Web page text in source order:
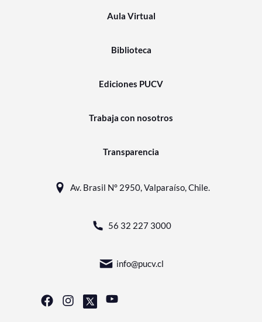
Aula Virtual
Biblioteca
Ediciones PUCV
Trabaja con nosotros
Transparencia
Av. Brasil N° 2950, Valparaíso, Chile.
56 32 227 3000
info@pucv.cl